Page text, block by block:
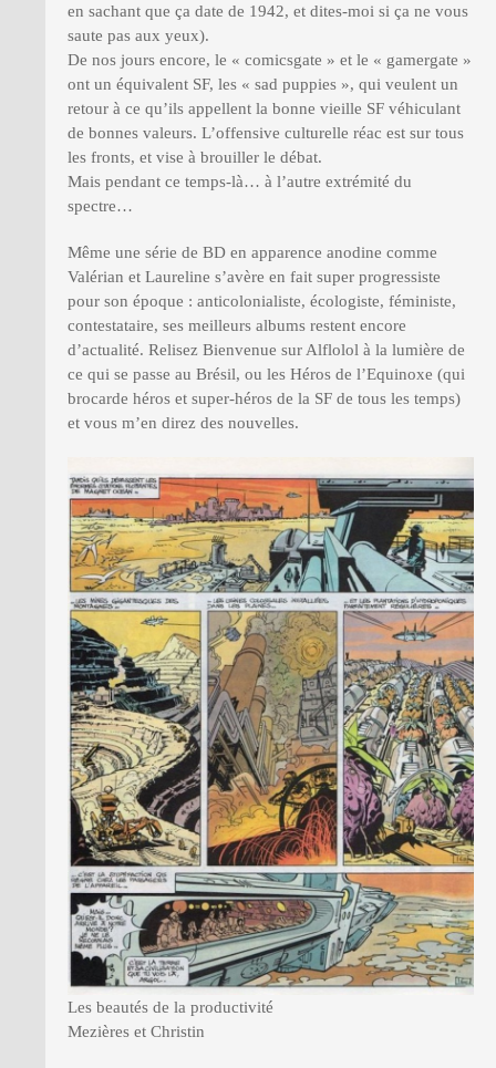
en sachant que ça date de 1942, et dites-moi si ça ne vous
saute pas aux yeux).
De nos jours encore, le « comicsgate » et le « gamergate »
ont un équivalent SF, les « sad puppies », qui veulent un
retour à ce qu’ils appellent la bonne vieille SF véhiculant
de bonnes valeurs. L’offensive culturelle réac est sur tous
les fronts, et vise à brouiller le débat.
Mais pendant ce temps-là… à l’autre extrémité du
spectre…
Même une série de BD en apparence anodine comme
Valérian et Laureline s’avère en fait super progressiste
pour son époque : anticolonialiste, écologiste, féministe,
contestataire, ses meilleurs albums restent encore
d’actualité. Relisez Bienvenue sur Alflolol à la lumière de
ce qui se passe au Brésil, ou les Héros de l’Equinoxe (qui
brocarde héros et super-héros de la SF de tous les temps)
et vous m’en direz des nouvelles.
Les beautés de la productivité
Mezières et Christin